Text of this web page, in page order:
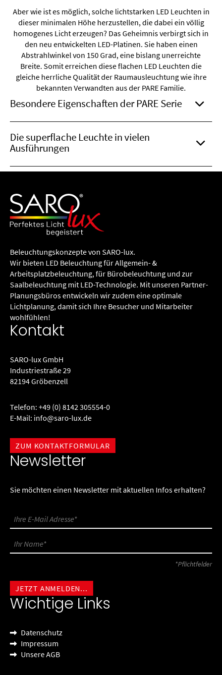
Aber wie ist es möglich, solche lichtstarken LED Leuchten in
dieser minimalen Höhe herzustellen, die dabei ein völlig
homogenes Licht erzeugen? Das Geheimnis verbirgt sich in
den neu entwickelten LED-Platinen. Sie haben einen
Abstrahlwinkel von 150 Grad, eine bislang unerreichte
Breite. Somit erreichen diese flachen LED Leuchten die
gleiche herrliche Qualität der Raumausleuchtung wie ihre
bekannten Verwandten aus der PARE Familie.
Besondere Eigenschaften der PARE Serie
Die superflache Leuchte in vielen
Ausführungen
Beleuchtungs­konzepte von SARO-lux.
Wir bieten LED Beleuchtung für Allgemein- &
Arbeitsplatzbeleuchtung, für Büro­beleuchtung und zur
Saalbeleuchtung mit LED-Technologie. Mit unseren Partner-
Planungsbüros entwickeln wir zudem eine optimale
Lichtplanung, damit sich Ihre Besucher und Mitarbeiter
wohlfühlen!
Kontakt
SARO-lux GmbH
Industriestraße 29
82194 Gröbenzell
Telefon: +49 (0) 8142 305554-0
E-Mail: info@saro-lux.de
ZUM KONTAKTFORMULAR
Newsletter
Sie möchten einen Newsletter mit aktuellen Infos erhalten?
*Pflichtfelder
Wichtige Links
Datenschutz
Impressum
Unsere AGB